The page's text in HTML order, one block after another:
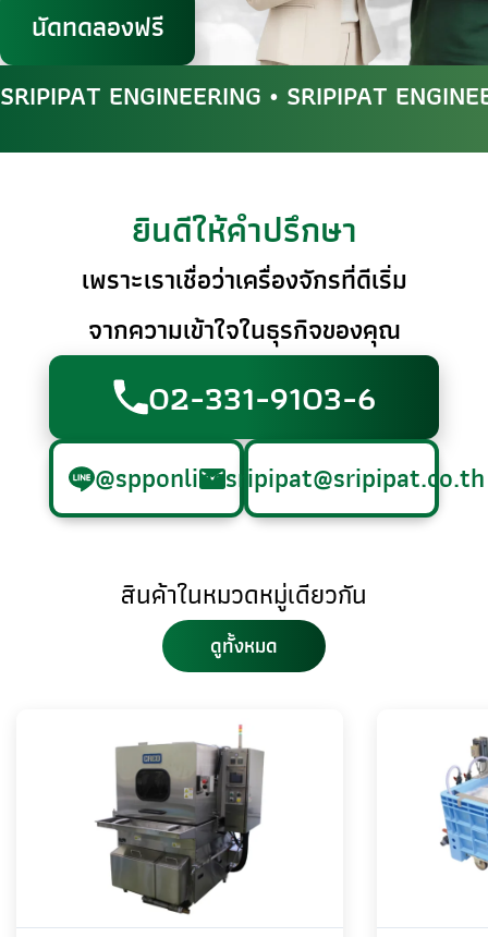
นัดทดลองฟรี
SRIPIPAT ENGINEERING • SRIPIPAT
ยินดีให้คำปรึกษา
เพราะเราเชื่อว่าเครื่องจักรที่ดีเริ่ม
จากความเข้าใจในธุรกิจของคุณ
02-331-9103-6
@spponlinesripipat@sripipat.co.th
สินค้าในหมวดหมู่เดียวกัน
ดูทั้งหมด